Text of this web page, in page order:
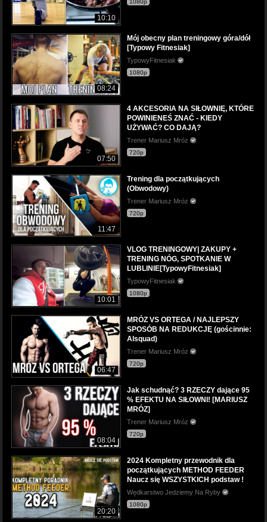
10:10
1080p
08:24
Mój obecny plan treningowy góra/dół
[Typowy Fitnesiak]
TypowyFitnesiak
1080p
07:50
4 AKCESORIA NA SIŁOWNIĘ, KTÓRE
POWINIENEŚ ZNAĆ - KIEDY
UŻYWAĆ? CO DAJĄ?
Trener Mariusz Mróz
720p
11:47
Trening dla początkujących
(Obwodowy)
Trener Mariusz Mróz
720p
10:01
VLOG TRENINGOWY| ZAKUPY +
TRENING NÓG, SPOTKANIE W
LUBLINIE[TypowyFitnesiak]
TypowyFitnesiak
1080p
06:47
MRÓZ VS ORTEGA / NAJLEPSZY
SPOSÓB NA REDUKCJĘ (gościnnie:
Alsquad)
Trener Mariusz Mróz
720p
08:04
Jak schudnąć? 3 RZECZY dające 95
% EFEKTU NA SIŁOWNI! [MARIUSZ
MRÓZ]
Trener Mariusz Mróz
720p
20:20
2024 Kompletny przewodnik dla
początkujących METHOD FEEDER
Naucz się WSZYSTKICH podstaw !
Wędkarstwo Jedziemy Na Ryby
1080p